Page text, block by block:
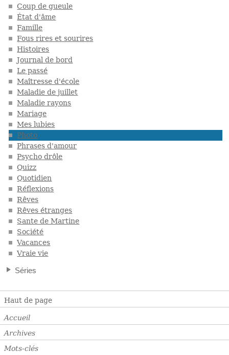
Coup de gueule
État d'âme
Famille
Fous rires et sourires
Histoires
Journal de bord
Le passé
Maîtresse d'école
Maladie de juillet
Maladie rayons
Mariage
Mes lubies
Photo
Phrases d'amour
Psycho drôle
Quizz
Quotidien
Réflexions
Rêves
Rêves étranges
Sante de Martine
Société
Vacances
Vraie vie
Séries
Haut de page
Accueil
Archives
Mots-clés